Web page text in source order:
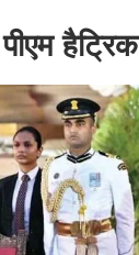
हैट्रिक